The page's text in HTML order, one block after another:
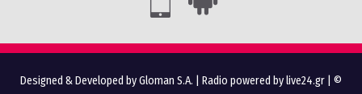
Designed & Developed by Gloman S.A. Radio powered by live24.gr | ©